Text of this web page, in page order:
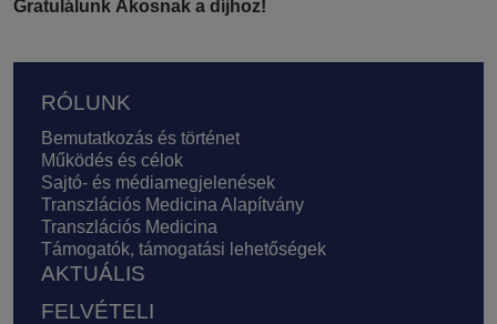
Gratulálunk Ákosnak a díjhoz!
Lábléc
RÓLUNK
Bemutatkozás és történet
Működés és célok
Sajtó- és médiamegjelenések
Transzlációs Medicina Alapítvány
Transzlációs Medicina
Támogatók, támogatási lehetőségek
AKTUÁLIS
FELVÉTELI